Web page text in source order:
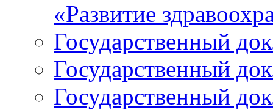
«Развитие
Государственный
Государственный
Государственный